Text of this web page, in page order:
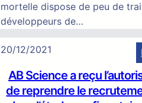
mortelle dispose de peu de
développeurs de…
20/12/2021
AB Science a reçu
de reprendre le